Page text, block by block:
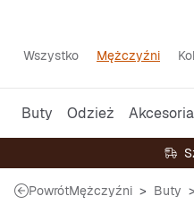
Wszystko Mężczyźni
Buty Odzież Akcesoria
PowrótMężczyźni Buty